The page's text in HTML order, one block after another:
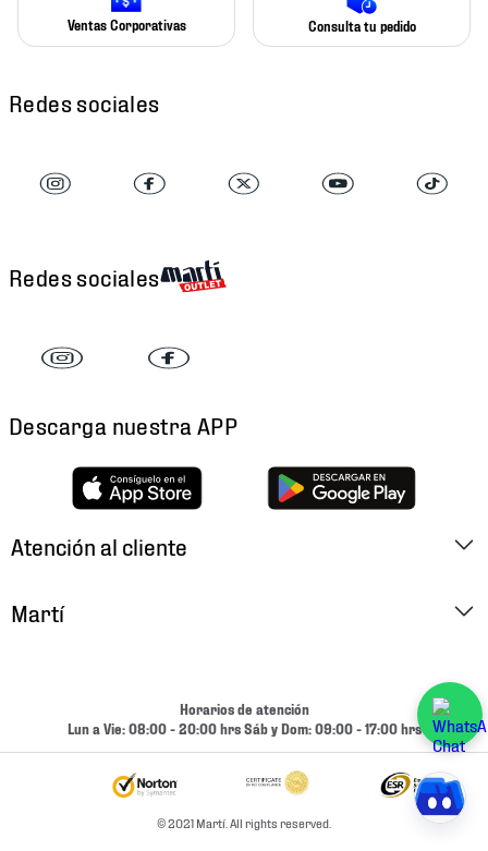
Ventas Corporativas Consulta tu pedido
Redes sociales
Redes sociales
Descarga nuestra APP
Atención al cliente
Cambios y Devoluciones
Condiciones de Entrega
Martí
Términos y Condiciones
Horarios de atención
Lun a Vie: 08:00 - 20:00 hrs Sáb y Dom: 09:00 - 17:00 hrs
© 2021 Martí. All rights reserved.